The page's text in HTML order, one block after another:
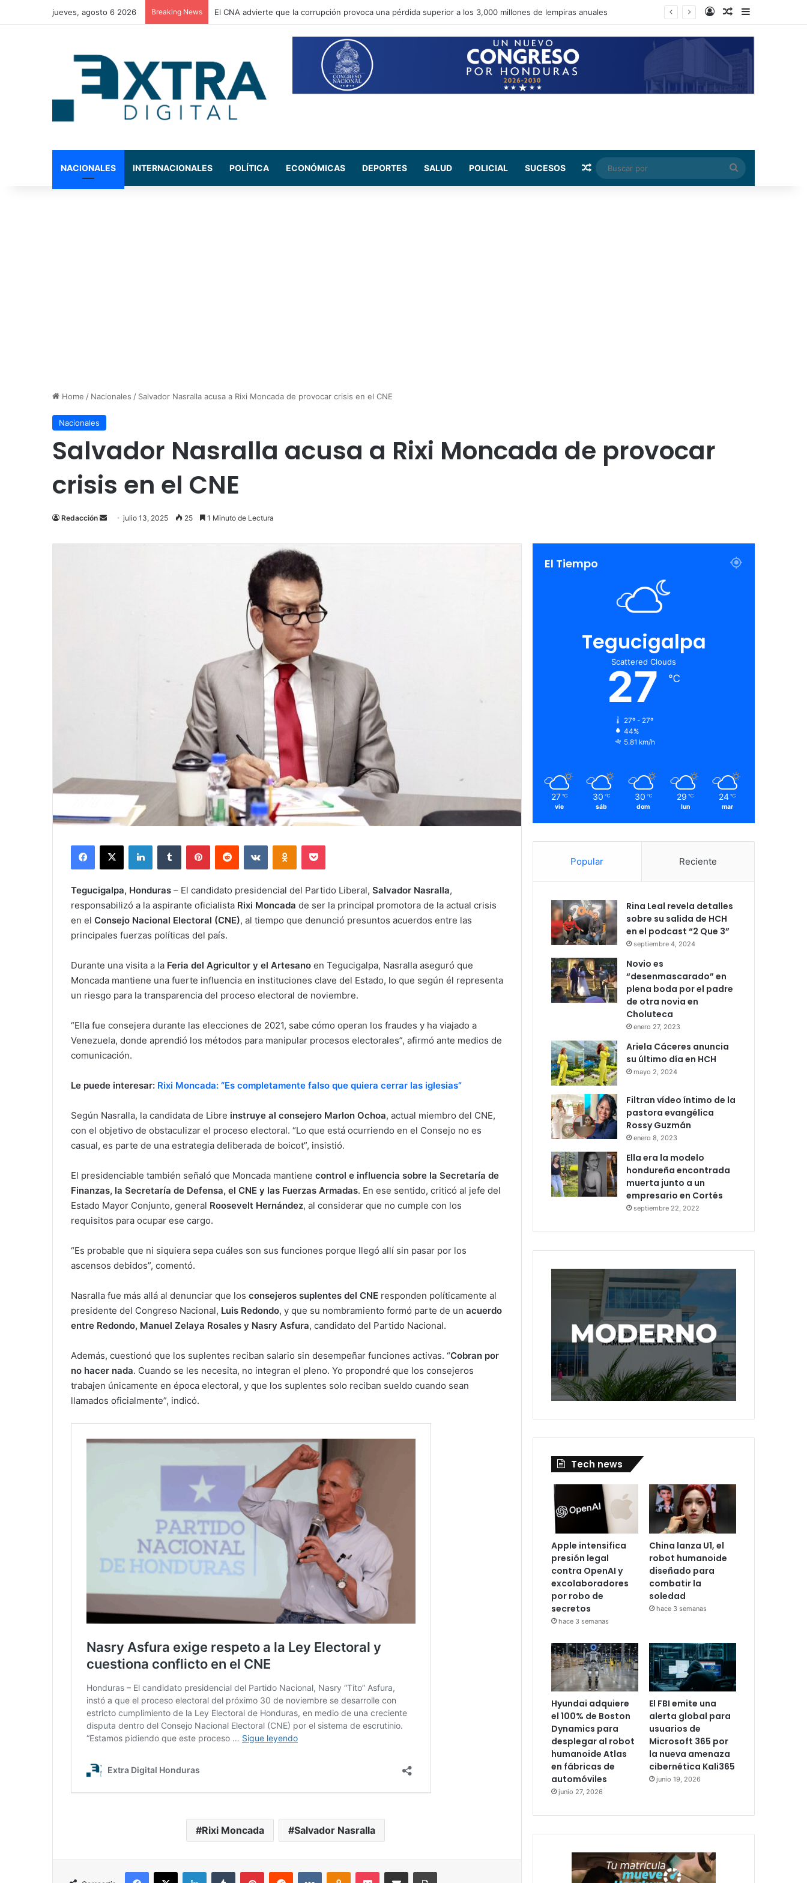
jueves, agosto 6 2026 Breaking News La Comisión de Salud del CN se reúne con médicos residentes para evaluar el incremento de su salario beca Log InRandom Article
Sidebar
NACIONALES INTERNACIONALES POLÍTICA ECONÓMICAS DEPORTES SALUD POLICIAL SUCESOS Random Article
Buscar
por
Home / Nacionales / Salvador Nasralla acusa a Rixi Moncada de provocar crisis en el CNE
Nacionales
Salvador Nasralla acusa a Rixi Moncada de provocar
crisis en el CNE
Redacción
Send
email
julio 13, 2025 25 1 Minuto de Lectura
Facebook
X LinkedInTumblr PinterestReddit VKontakteOdnoklassniki
Pocket
Tegucigalpa, Honduras – El candidato presidencial del Partido Liberal, Salvador Nasralla,
responsabilizó a la aspirante oficialista Rixi Moncada de ser la principal promotora de la actual crisis
en el Consejo Nacional Electoral (CNE), al tiempo que denunció presuntos acuerdos entre las
principales fuerzas políticas del país.
Durante una visita a la Feria del Agricultor y el Artesano en Tegucigalpa, Nasralla aseguró que
Moncada mantiene una fuerte influencia en instituciones clave del Estado, lo que según él representa
un riesgo para la transparencia del proceso electoral de noviembre.
“Ella fue consejera durante las elecciones de 2021, sabe cómo operan los fraudes y ha viajado a
Venezuela, donde aprendió los métodos para manipular procesos electorales”, afirmó ante medios de
comunicación.
Le puede interesar: Rixi Moncada: “Es completamente falso que quiera cerrar las iglesias”
Según Nasralla, la candidata de Libre instruye al consejero Marlon Ochoa, actual miembro del CNE,
con el objetivo de obstaculizar el proceso electoral. “Lo que está ocurriendo en el Consejo no es
casual, es parte de una estrategia deliberada de boicot”, insistió.
El presidenciable también señaló que Moncada mantiene control e influencia sobre la Secretaría de
Finanzas, la Secretaría de Defensa, el CNE y las Fuerzas Armadas. En ese sentido, criticó al jefe del
Estado Mayor Conjunto, general Roosevelt Hernández, al considerar que no cumple con los
requisitos para ocupar ese cargo.
“Es probable que ni siquiera sepa cuáles son sus funciones porque llegó allí sin pasar por los
ascensos debidos”, comentó.
Nasralla fue más allá al denunciar que los consejeros suplentes del CNE responden políticamente al
presidente del Congreso Nacional, Luis Redondo, y que su nombramiento formó parte de un acuerdo
entre Redondo, Manuel Zelaya Rosales y Nasry Asfura, candidato del Partido Nacional.
Además, cuestionó que los suplentes reciban salario sin desempeñar funciones activas. “Cobran por
no hacer nada. Cuando se les necesita, no integran el pleno. Yo propondré que los consejeros
trabajen únicamente en época electoral, y que los suplentes solo reciban sueldo cuando sean
llamados oficialmente”, indicó.
Rixi Moncada Salvador Nasralla
Facebook
X LinkedInTumblr PinterestReddit VKontakteOdnoklassniki
Pocket compartit via email Print
El Tiempo
Tegucigalpa
Scattered Clouds
27 ℃
27º - 27º
44%
5.81 km/h
27 ℃
vie
30 ℃
sáb
30 ℃
dom
29 ℃
lun
24 ℃
mar
Popular Reciente
Rina Leal revela detalles
sobre su salida de HCH
en el podcast “2 Que 3”
septiembre 4, 2024
Novio es
“desenmascarado” en
plena boda por el padre
de otra novia en
Choluteca
enero 27, 2023
Ariela Cáceres anuncia
su último día en HCH
mayo 2, 2024
Filtran vídeo íntimo de la
pastora evangélica
Rossy Guzmán
enero 8, 2023
Ella era la modelo
hondureña encontrada
muerta junto a un
empresario en Cortés
septiembre 22, 2022
Tech news
Apple intensifica
presión legal
contra OpenAI y
excolaboradores
por robo de
secretos
hace 3 semanas
China lanza U1, el
robot humanoide
diseñado para
combatir la
soledad
hace 3 semanas
Hyundai adquiere
el 100% de Boston
Dynamics para
desplegar al robot
humanoide Atlas
en fábricas de
automóviles
junio 27, 2026
El FBI emite una
alerta global para
usuarios de
Microsoft 365 por
la nueva amenaza
cibernética Kali365
junio 19, 2026